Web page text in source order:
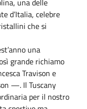
d’Italia, celebre
che si
una
grande richiamo
Travison e
—. Il Tuscany
per il nostro